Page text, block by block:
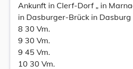
Ankunft in Clerf-Dorf „ in
in Dasburger-Brück in Dasburg
8 30 Vm.
9 30 Vm.
9 45 Vm.
10 30 Vm.